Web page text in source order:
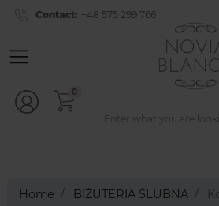
Contact: +48 575 299 766
0
Home BIŻUTERIA ŚLUBNA